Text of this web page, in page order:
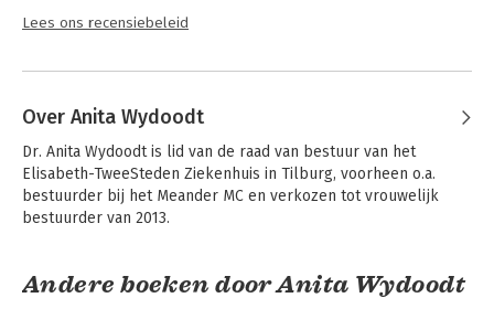
Lees ons recensiebeleid
Over Anita Wydoodt
Dr. Anita Wydoodt is lid van de raad van bestuur van het
Elisabeth-TweeSteden Ziekenhuis in Tilburg, voorheen o.a.
bestuurder bij het Meander MC en verkozen tot vrouwelijk
bestuurder van 2013.
Andere boeken door Anita Wydoodt